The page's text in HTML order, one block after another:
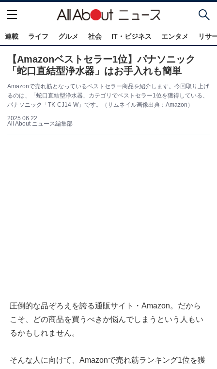
連載 ライフ グルメ 社会 IT・ビジネス エンタメ リサ
【Amazonベストセラー1位】パナソニック
「蛇口直結型浄水器」はお手入れも簡単
Amazonで売れ筋となっているベストセラー商品を紹介します。今回取り上げ
るのは、「蛇口直結型浄水器」カテゴリでベストセラー1位を獲得している、
パナソニック「TK-CJ14-W」です。（サムネイル画像出典：Amazon）
2025.06.22
All About ニュース編集部
圧倒的な品ぞろえを誇る通販サイト・Amazon。だから
こそ、どの商品を買うべきか悩んでしまうという人もい
るかもしれません。
そんな人に向けて、Amazonで売れ筋ランキング1位を獲